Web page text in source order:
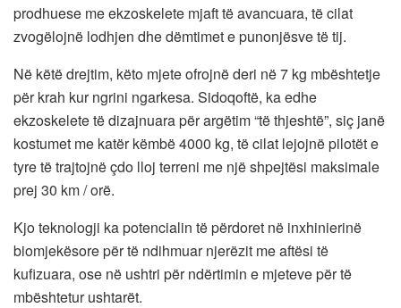
prodhuese me ekzoskelete mjaft të avancuara, të cilat
zvogëlojnë lodhjen dhe dëmtimet e punonjësve të tij.
Në këtë drejtim, këto mjete ofrojnë deri në 7 kg mbështetje
për krah kur ngrini ngarkesa. Sidoqoftë, ka edhe
ekzoskelete të dizajnuara për argëtim “të thjeshtë”, siç janë
kostumet me katër këmbë 4000 kg, të cilat lejojnë pilotët e
tyre të trajtojnë çdo lloj terreni me një shpejtësi maksimale
prej 30 km / orë.
Kjo teknologji ka potencialin të përdoret në inxhinierinë
biomjekësore për të ndihmuar njerëzit me aftësi të
kufizuara, ose në ushtri për ndërtimin e mjeteve për të
mbështetur ushtarët.